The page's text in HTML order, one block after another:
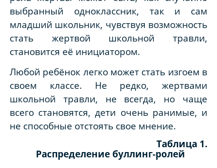
выбранный одноклассник, так и сам
младший школьник, чувствуя возможность
стать жертвой школьной травли,
становится её инициатором.
Любой ребёнок легко может стать изгоем в
своем классе. Не редко, жертвами
школьной травли, не всегда, но чаще
всего становятся, дети очень ранимые, и
не способные отстоять свое мнение.
Таблица 1.
Распределение буллинг-ролей